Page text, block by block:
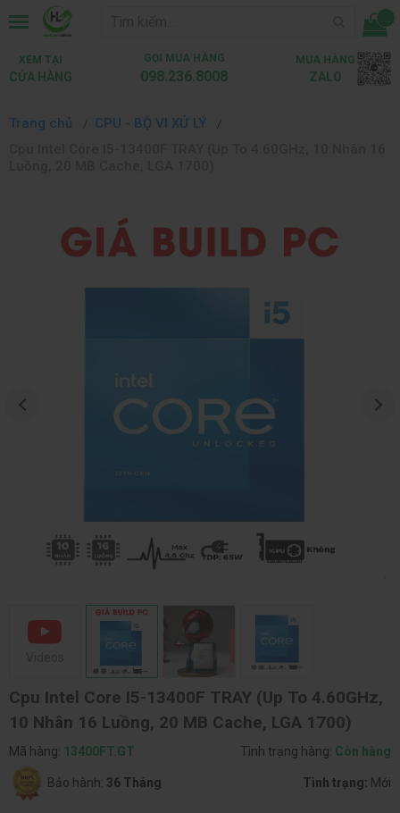
...
XEM TẠI
CỬA HÀNG
GỌI MUA HÀNG
098.236.8008
MUA HÀNG
ZALO
Trang chủ
CPU - BỘ VI XỬ LÝ
Cpu Intel Core I5-13400F TRAY (Up To 4.60GHz,
10 Nhân 16 Luồng, 20 MB Cache, LGA 1700)
Mã hàng: 13400FT.GT Tình trạng hàng: Còn hàng
Bảo hành: 36 Tháng Tình trạng: Mới